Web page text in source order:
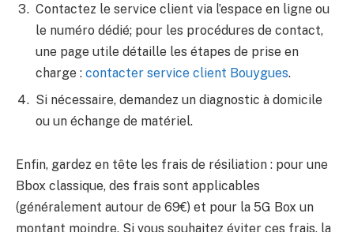
Contactez le service client via l’espace en ligne ou
le numéro dédié; pour les procédures de contact,
une page utile détaille les étapes de prise en
charge : contacter service client Bouygues.
Si nécessaire, demandez un diagnostic à domicile
ou un échange de matériel.
Enfin, gardez en tête les frais de résiliation : pour une
Bbox classique, des frais sont applicables
(généralement autour de 69€) et pour la 5G Box un
montant moindre. Si vous souhaitez éviter ces frais, la